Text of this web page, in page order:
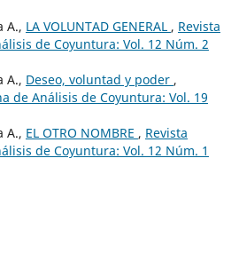
A., LA VOLUNTAD GENERAL , Revista
de Coyuntura: Vol. 12 Núm. 2
A., Deseo, voluntad y poder ,
de Análisis de Coyuntura: Vol. 19
A., EL OTRO NOMBRE , Revista
de Coyuntura: Vol. 12 Núm. 1